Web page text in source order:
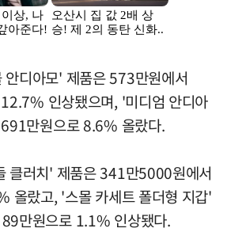
안디아모' 제품은 573만원에서
인상됐으며, '미디엄 안디아
만원으로 8.6% 올랐다.
클러치' 제품은 341만5000원에서
올랐고, '스몰 카세트 폴더형 지갑'
만원으로 1.1% 인상됐다.